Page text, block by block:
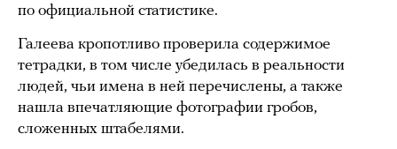
по официальной статистике.
Галеева кропотливо проверила содержимое
тетрадки, в том числе убедилась в реальности
людей, чьи имена в ней перечислены, а также
нашла впечатляющие фотографии гробов,
сложенных штабелями.